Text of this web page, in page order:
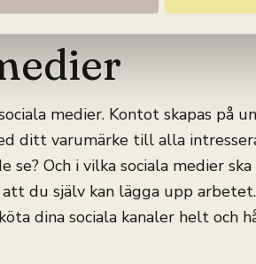
medier. Kontot skapas på
ditt varumärke till alla
se? Och i vilka sociala medier
du själv kan lägga upp
dina sociala kanaler helt och